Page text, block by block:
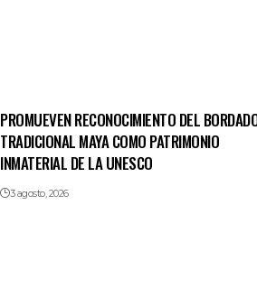
PROMUEVEN RECONOCIMIENTO DEL
TRADICIONAL MAYA COMO PATRIMONIO
INMATERIAL DE LA UNESCO
3 agosto, 2026